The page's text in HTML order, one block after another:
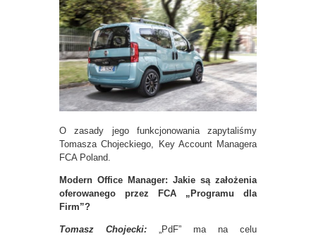
O zasady jego funkcjonowania zapytaliśmy
Tomasza Chojeckiego, Key Account Managera
FCA Poland.
Modern Office Manager: Jakie są założenia
oferowanego przez FCA „Programu dla
Firm”?
Tomasz Chojecki: „PdF” ma na celu